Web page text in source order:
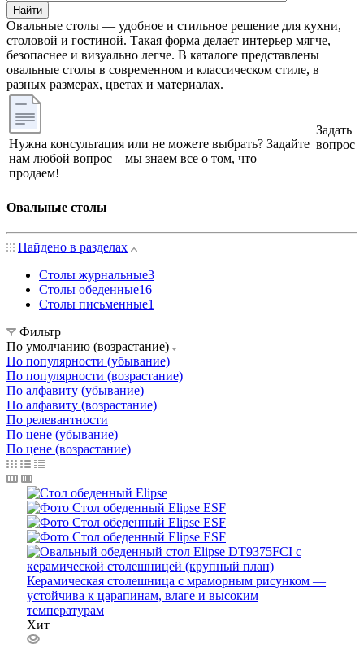
Найти
Овальные столы — удобное и стильное решение для кухни,
столовой и гостиной. Такая форма делает интерьер мягче,
безопаснее и визуально легче. В каталоге представлены
овальные столы в современном и классическом стиле, в
разных размерах, цветах и материалах.
Нужна консультация или не можете выбрать? Задайте
нам любой вопрос – мы знаем все о том, что
продаем!
Задать
вопрос
Овальные столы
Найдено в разделах
Столы журнальные3
Столы обеденные16
Столы письменные1
Фильтр
По умолчанию (возрастание)
По популярности (убывание)
По популярности (возрастание)
По алфавиту (убывание)
По алфавиту (возрастание)
По релевантности
По цене (убывание)
По цене (возрастание)
Хит